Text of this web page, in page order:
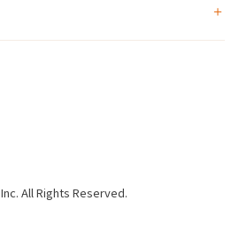
Inc. All Rights Reserved.